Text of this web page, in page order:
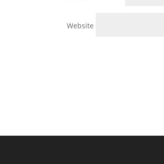
Website